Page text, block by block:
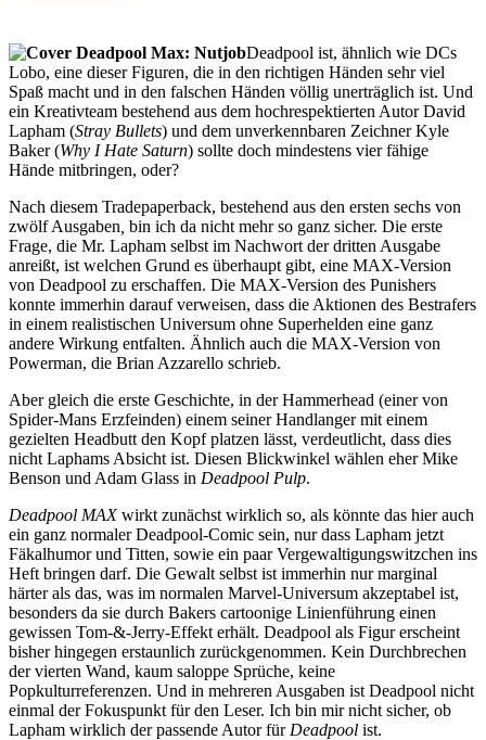
Deadpool ist, ähnlich wie DCs
Lobo, eine dieser Figuren, die in den richtigen Händen sehr viel
Spaß macht und in den falschen Händen völlig unerträglich ist. Und
ein Kreativteam bestehend aus dem hochrespektierten Autor David
Lapham (Stray Bullets) und dem unverkennbaren Zeichner Kyle
Baker (Why I Hate Saturn) sollte doch mindestens vier fähige
Hände mitbringen, oder?
Nach diesem Tradepaperback, bestehend aus den ersten sechs von
zwölf Ausgaben bin ich da nicht mehr so ganz sicher. Die erste
Frage, die Mr. Lapham selbst im Nachwort der dritten Ausgabe
anreißt, ist welchen Grund es überhaupt gibt, eine MAX-Version
von Deadpool zu erschaffen. Die MAX-Version des Punishers
konnte immerhin darauf verweisen, dass die Aktionen des Bestrafers
in einem realistischen Universum ohne Superhelden eine ganz
andere Wirkung entfalten. Ähnlich auch die MAX-Version von
Powerman, die Brian Azzarello schrieb.
Aber gleich die erste Geschichte, in der Hammerhead (einer von
Spider-Mans Erzfeinden) einem seiner Handlanger mit einem
gezielten Headbutt den Kopf platzen lässt, verdeutlicht, dass dies
nicht Laphams Absicht ist. Diesen Blickwinkel wählen eher Mike
Benson und Adam Glass in Deadpool Pulp.
Deadpool MAXwirkt zunächst wirklich so, als könnte das hier auch
ein ganz normaler Deadpool-Comic sein, nur dass Lapham jetzt
Fäkalhumor und Titten, sowie ein paar Vergewaltigungswitzchen ins
Heft bringen darf. Die Gewalt selbst ist immerhin nur marginal
härter als das, was im normalen Marvel-Universum akzeptabel ist,
besonders da sie durch Bakers cartoonige Linienführung einen
gewissen Tom-&-Jerry-Effekt erhält. Deadpool als Figur erscheint
bisher hingegen erstaunlich zurückgenommen. Kein Durchbrechen
der vierten Wand, kaum saloppe Sprüche, keine
Popkulturreferenzen. Und in mehreren Ausgaben ist Deadpool nicht
einmal der Fokuspunkt für den Leser. Ich bin mir nicht sicher, ob
Lapham wirklich der passende Autor für Deadpool ist.